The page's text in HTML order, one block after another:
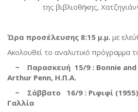
της βιβλιοθήκης,
Ώρα προσέλευσης 8:15 μ.μ. με
Ακολουθεί το αναλυτικό πρόγραμμα
~ Παρασκευή 15/9 : Bonnie and
Arthur Penn, H.Π.Α.
~ Σάββατο 16/9 : Ριφιφί (1955)
Γαλλία